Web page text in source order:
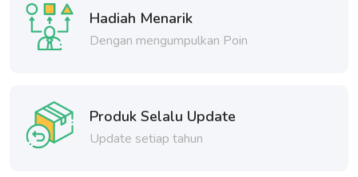
Hadiah Menarik
Dengan mengumpulkan Poin
Produk Selalu Update
Update setiap tahun